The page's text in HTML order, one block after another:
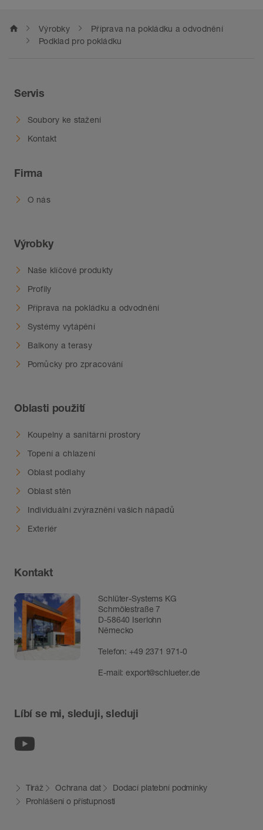
home Výrobky
Příprava na pokládku a odvodnění
Podklad pro pokládku
Servis
Soubory ke stažení
Kontakt
Firma
O nás
Výrobky
Naše klíčové produkty
Profily
Příprava na pokládku a odvodnění
Systémy vytápění
Balkony a terasy
Pomůcky pro zpracování
Oblasti použití
Koupelny a sanitární prostory
Topení a chlazení
Oblast podlahy
Oblast stěn
Individuální zvýraznění vašich nápadů
Exteriér
Kontakt
Schlüter-Systems KG
Schmölestraße 7
D-58640 Iserlohn
Německo
Telefon:+49 2371 971-0
E-mail:export@schlueter.de
Líbí se mi, sleduji, sleduji
Tiráž Ochrana dat
Dodací platební podmínky
Prohlášení o přístupnosti